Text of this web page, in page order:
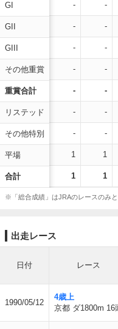
GI
GII
GIII
その他重賞
重賞合計
リステッド
その他特別
平場
合計
- -
- -
- -
- -
- -
- -
- -
1 1
1 1
※「総合成績」はJRAのレースのみと
出走レース
日付 レース
1990/05/12
4歳上
京都 ダ1800m 16